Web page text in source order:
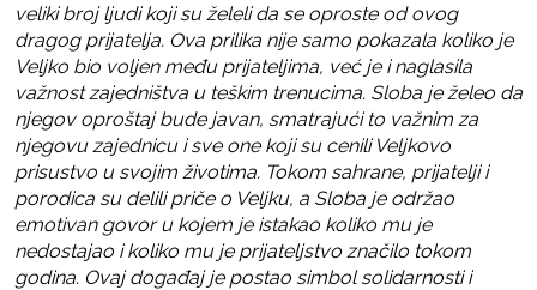
veliki broj ljudi koji su želeli da se oproste od ovog
dragog prijatelja. Ova prilika nije samo pokazala koliko je
Veljko bio voljen među prijateljima, već je i naglasila
važnost zajedništva u teškim trenucima. Sloba je želeo da
njegov oproštaj bude javan, smatrajući to važnim za
njegovu zajednicu i sve one koji su cenili Veljkovo
prisustvo u svojim životima. Tokom sahrane, prijatelji i
porodica su delili priče o Veljku, a Sloba je održao
emotivan govor u kojem je istakao koliko mu je
nedostajao i koliko mu je prijateljstvo značilo tokom
godina. Ovaj događaj je postao simbol solidarnosti i